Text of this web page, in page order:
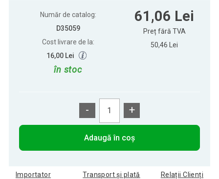
Număr de catalog:
D35059
Cost livrare de la:
16,00 Lei
în stoc
61,06 Lei
Preț fără TVA
50,46 Lei
- +
Adaugă în coș
Importator Transport și plată Relații Clienți